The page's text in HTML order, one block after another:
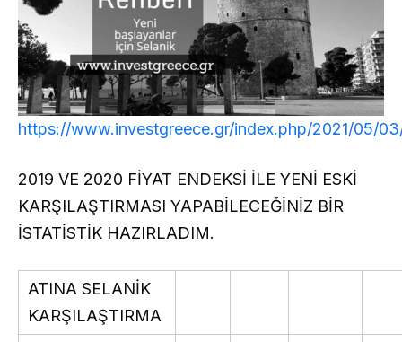
https://www.investgreece.gr/index.php/2021/05/
2019 VE 2020 FİYAT ENDEKSİ İLE YENİ ESKİ
KARŞILAŞTIRMASI YAPABİLECEĞİNİZ BİR
İSTATİSTİK HAZIRLADIM.
ATINA SELANİK
KARŞILAŞTIRMA